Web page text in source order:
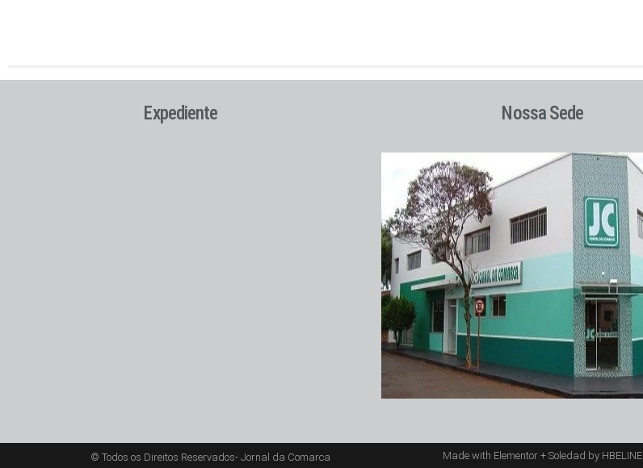
Expediente Nossa Sede
© Todos os Direitos Reservados- Jornal da Comarca Made with Elementor + Soledad by HBELINE